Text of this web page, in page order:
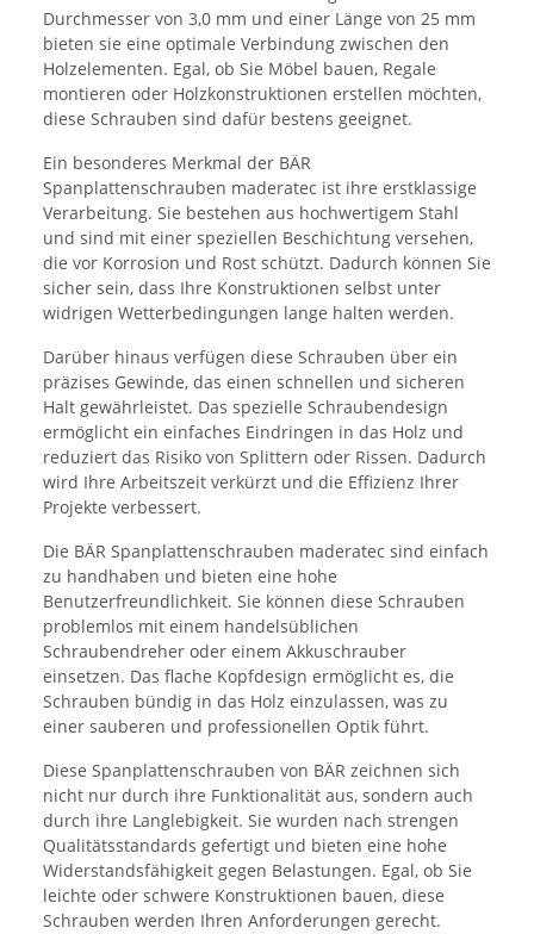
Durchmesser von 3,0 mm und einer Länge von 25 mm
bieten sie eine optimale Verbindung zwischen den
Holzelementen. Egal, ob Sie Möbel bauen, Regale
montieren oder Holzkonstruktionen erstellen möchten,
diese Schrauben sind dafür bestens geeignet.
Ein besonderes Merkmal der BÄR
Spanplattenschrauben maderatec ist ihre erstklassige
Verarbeitung. Sie bestehen aus hochwertigem Stahl
und sind mit einer speziellen Beschichtung versehen,
die vor Korrosion und Rost schützt. Dadurch können Sie
sicher sein, dass Ihre Konstruktionen selbst unter
widrigen Wetterbedingungen lange halten werden.
Darüber hinaus verfügen diese Schrauben über ein
präzises Gewinde, das einen schnellen und sicheren
Halt gewährleistet. Das spezielle Schraubendesign
ermöglicht ein einfaches Eindringen in das Holz und
reduziert das Risiko von Splittern oder Rissen. Dadurch
wird Ihre Arbeitszeit verkürzt und die Effizienz Ihrer
Projekte verbessert.
Die BÄR Spanplattenschrauben maderatec sind einfach
zu handhaben und bieten eine hohe
Benutzerfreundlichkeit. Sie können diese Schrauben
problemlos mit einem handelsüblichen
Schraubendreher oder einem Akkuschrauber
einsetzen. Das flache Kopfdesign ermöglicht es, die
Schrauben bündig in das Holz einzulassen, was zu
einer sauberen und professionellen Optik führt.
Diese Spanplattenschrauben von BÄR zeichnen sich
nicht nur durch ihre Funktionalität aus, sondern auch
durch ihre Langlebigkeit. Sie wurden nach strengen
Qualitätsstandards gefertigt und bieten eine hohe
Widerstandsfähigkeit gegen Belastungen. Egal, ob Sie
leichte oder schwere Konstruktionen bauen, diese
Schrauben werden Ihren Anforderungen gerecht.